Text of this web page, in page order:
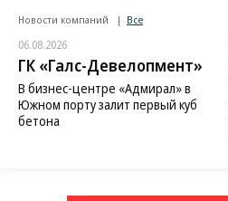
Новости компаний Все
06.08.2026
ГК «Галс-Девелопмент»
В бизнес-центре «Адмирал» в
Южном порту залит первый куб
бетона